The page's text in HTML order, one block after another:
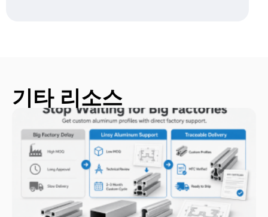
기타 리소스